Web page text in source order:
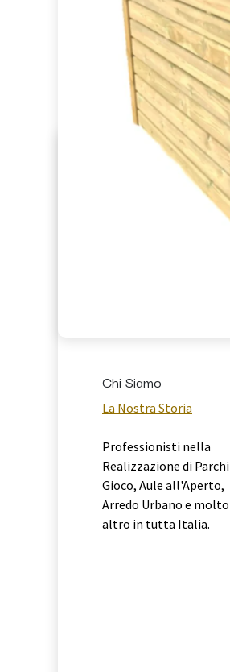
Chi Siamo
La Nostra Storia
Professionisti nella
Realizzazione di Parchi
Gioco, Aule all'Aperto,
Arredo Urbano e molto
altro in tutta Italia.